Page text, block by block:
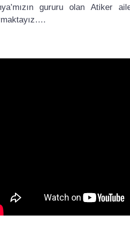
gururu olan Atiker